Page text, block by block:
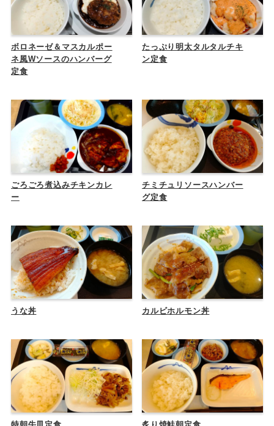
ボロネーゼ＆マスカルポー
ネ風Wソースのハンバーグ
定食
たっぷり明太タルタルチキ
ン定食
ごろごろ煮込みチキンカレ
ー
チミチュリソースハンバー
グ定食
うな丼 カルビホルモン丼